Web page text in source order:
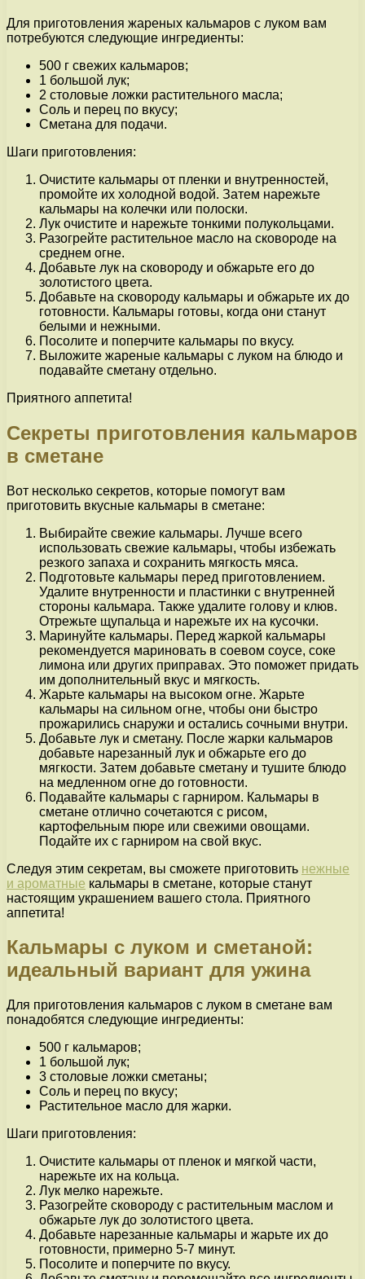
Для приготовления жареных кальмаров с луком вам
потребуются следующие ингредиенты:
500 г свежих кальмаров;
1 большой лук;
2 столовые ложки растительного масла;
Соль и перец по вкусу;
Сметана для подачи.
Шаги приготовления:
Очистите кальмары от пленки и внутренностей,
промойте их холодной водой. Затем нарежьте
кальмары на колечки или полоски.
Лук очистите и нарежьте тонкими полукольцами.
Разогрейте растительное масло на сковороде на
среднем огне.
Добавьте лук на сковороду и обжарьте его до
золотистого цвета.
Добавьте на сковороду кальмары и обжарьте их до
готовности. Кальмары готовы, когда они станут
белыми и нежными.
Посолите и поперчите кальмары по вкусу.
Выложите жареные кальмары с луком на блюдо и
подавайте сметану отдельно.
Приятного аппетита!
Секреты приготовления кальмаров
в сметане
Вот несколько секретов, которые помогут вам
приготовить вкусные кальмары в сметане:
Выбирайте свежие кальмары. Лучше всего
использовать свежие кальмары, чтобы избежать
резкого запаха и сохранить мягкость мяса.
Подготовьте кальмары перед приготовлением.
Удалите внутренности и пластинки с внутренней
стороны кальмара. Также удалите голову и клюв.
Отрежьте щупальца и нарежьте их на кусочки.
Маринуйте кальмары. Перед жаркой кальмары
рекомендуется мариновать в соевом соусе, соке
лимона или других приправах. Это поможет придать
им дополнительный вкус и мягкость.
Жарьте кальмары на высоком огне. Жарьте
кальмары на сильном огне, чтобы они быстро
прожарились снаружи и остались сочными внутри.
Добавьте лук и сметану. После жарки кальмаров
добавьте нарезанный лук и обжарьте его до
мягкости. Затем добавьте сметану и тушите блюдо
на медленном огне до готовности.
Подавайте кальмары с гарниром. Кальмары в
сметане отлично сочетаются с рисом,
картофельным пюре или свежими овощами.
Подайте их с гарниром на свой вкус.
Следуя этим секретам, вы сможете приготовить нежные
и ароматные кальмары в сметане, которые станут
настоящим украшением вашего стола. Приятного
аппетита!
Кальмары с луком и сметаной:
идеальный вариант для ужина
Для приготовления кальмаров с луком в сметане вам
понадобятся следующие ингредиенты:
500 г кальмаров;
1 большой лук;
3 столовые ложки сметаны;
Соль и перец по вкусу;
Растительное масло для жарки.
Шаги приготовления:
Очистите кальмары от пленок и мягкой части,
нарежьте их на кольца.
Лук мелко нарежьте.
Разогрейте сковороду с растительным маслом и
обжарьте лук до золотистого цвета.
Добавьте нарезанные кальмары и жарьте их до
готовности, примерно 5-7 минут.
Посолите и поперчите по вкусу.